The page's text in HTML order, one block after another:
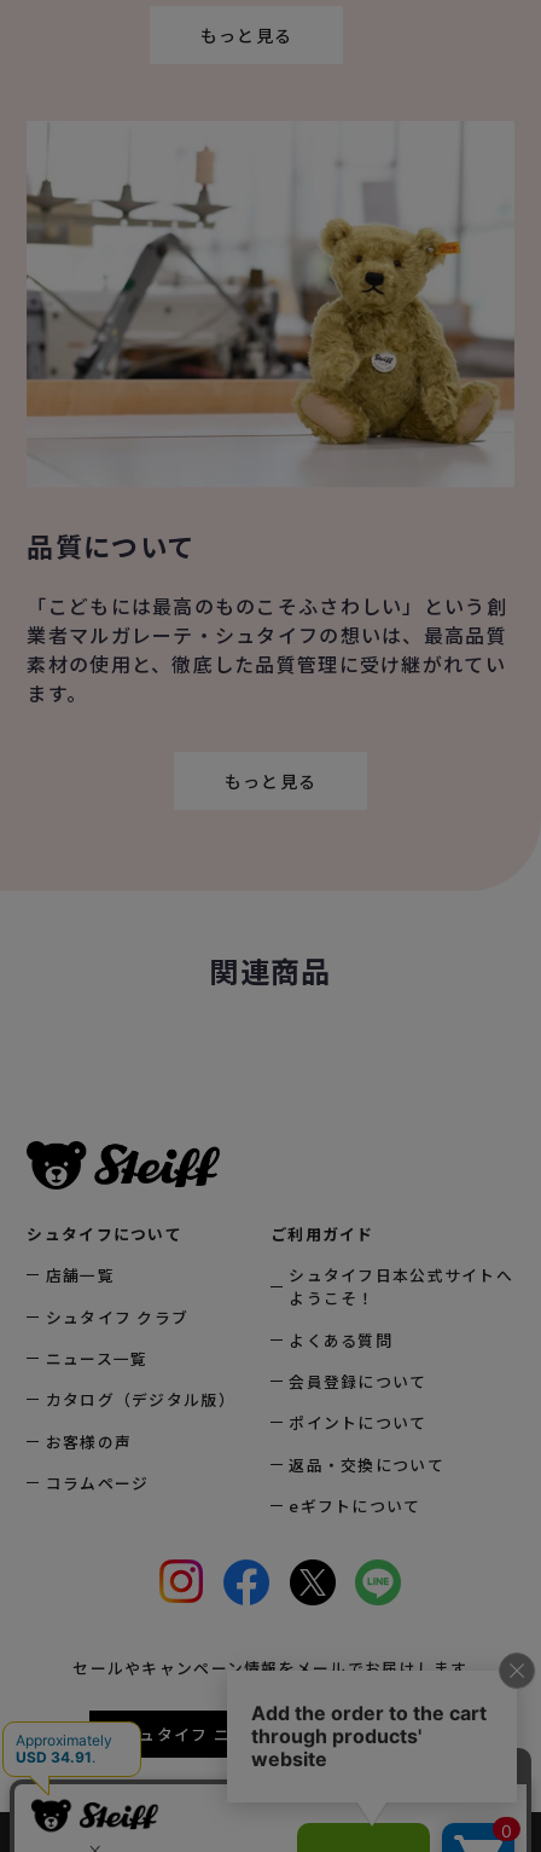
もっと見る
品質について
「こどもには最高のものこそふさわしい」という創
業者マルガレーテ・シュタイフの想いは、最高品質
素材の使用と、徹底した品質管理に受け継がれてい
ます。
もっと見る
関連商品
シュタイフについて
店舗一覧
シュタイフ クラブ
ニュース一覧
カタログ（デジタル版）
お客様の声
コラムページ
ご利用ガイド
シュタイフ日本公式サイトへ
ようこそ！
よくある質問
会員登録について
ポイントについて
返品・交換について
eギフトについて
セールやキャンペーン情報をメールでお届けします
シュタイフ ニュースレターに登録する
会社概要